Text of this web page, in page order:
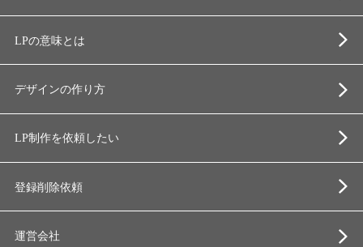
LPの意味とは
デザインの作り方
LP制作を依頼したい
登録削除依頼
運営会社